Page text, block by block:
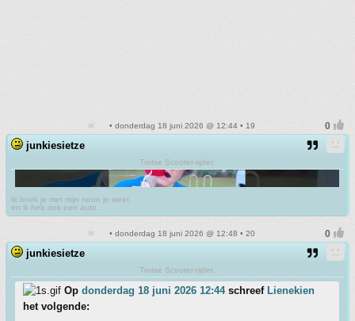
• donderdag 18 juni 2026 @ 12:44 • 19
junkiesietze
Trotse Scooter-rijder.
Ik boek je met mijn neon je weet.
en ik heb ook een auto.
• donderdag 18 juni 2026 @ 12:48 • 20
junkiesietze
Trotse Scooter-rijder.
Op donderdag 18 juni 2026 12:44schreef Lienekien
het volgende: